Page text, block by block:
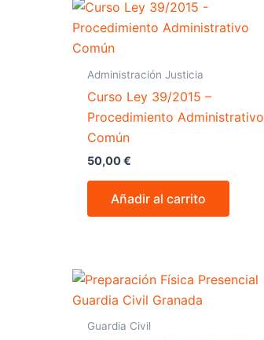
Administración Justicia
Curso Ley 39/2015 –
Procedimiento Administrativo
Común
50,00€
Añadir al carrito
Guardia Civil